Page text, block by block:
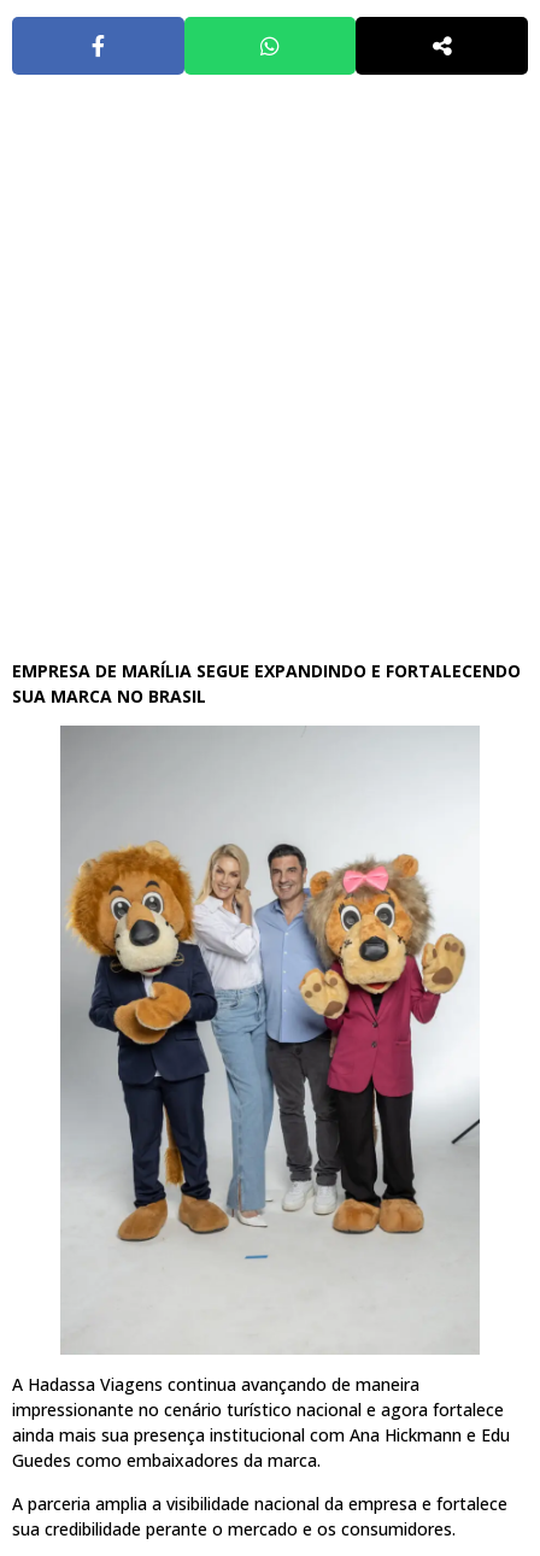
EMPRESA DE MARÍLIA SEGUE EXPANDINDO E FORTALECENDO
SUA MARCA NO BRASIL
A Hadassa Viagens continua avançando de maneira
impressionante no cenário turístico nacional e agora fortalece
ainda mais sua presença institucional com Ana Hickmann e Edu
Guedes como embaixadores da marca.
A parceria amplia a visibilidade nacional da empresa e fortalece
sua credibilidade perante o mercado e os consumidores.